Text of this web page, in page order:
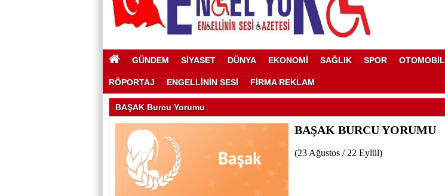
GÜNDEM SİYASET DÜNYA EKONOMİ SAĞLIK SPOR OTOMOBİL
RÖPORTAJ ENGELLİNİN SESİ FİRMA REKLAM
BAŞAK Burcu Yorumu
BAŞAK BURCU YORUMU
(23 Ağustos / 22 Eylül)